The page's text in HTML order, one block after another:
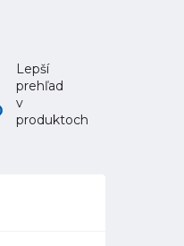
Lepší
prehľad
v
produktoch